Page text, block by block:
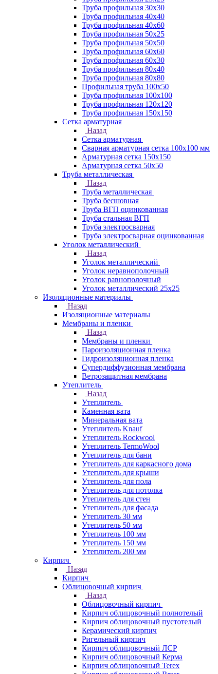
Труба профильная 30x30
Труба профильная 40х40
Труба профильная 40х60
Труба профильная 50х25
Труба профильная 50х50
Труба профильная 60x60
Труба профильная 60х30
Труба профильная 80х40
Труба профильная 80х80
Профильная труба 100х50
Труба профильная 100х100
Труба профильная 120х120
Труба профильная 150х150
Сетка арматурная
Назад
Сетка арматурная
Сварная арматурная сетка 100х100 мм
Арматурная сетка 150х150
Арматурная сетка 50х50
Труба металлическая
Назад
Труба металлическая
Труба бесшовная
Труба ВГП оцинкованная
Труба стальная ВГП
Труба электросварная
Труба электросварная оцинкованная
Уголок металлический
Назад
Уголок металлический
Уголок неравнополочный
Уголок равнополочный
Уголок металлический 25х25
Изоляционные материалы
Назад
Изоляционные материалы
Мембраны и пленки
Назад
Мембраны и пленки
Пароизоляционная пленка
Гидроизоляционная пленка
Супердиффузионная мембрана
Ветрозащитная мембрана
Утеплитель
Назад
Утеплитель
Каменная вата
Минеральная вата
Утеплитель Knauf
Утеплитель Rockwool
Утеплитель TermoWool
Утеплитель для бани
Утеплитель для каркасного дома
Утеплитель для крыши
Утеплитель для пола
Утеплитель для потолка
Утеплитель для стен
Утеплитель для фасада
Утеплитель 30 мм
Утеплитель 50 мм
Утеплитель 100 мм
Утеплитель 150 мм
Утеплитель 200 мм
Кирпич
Назад
Кирпич
Облицовочный кирпич
Назад
Облицовочный кирпич
Кирпич облицовочный полнотелый
Кирпич облицовочный пустотелый
Керамический кирпич
Ригельный кирпич
Кирпич облицовочный ЛСР
Кирпич облицовочный Керма
Кирпич облицовочный Terex